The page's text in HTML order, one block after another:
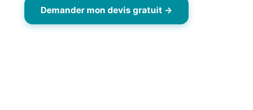
Demander mon devis gratuit →